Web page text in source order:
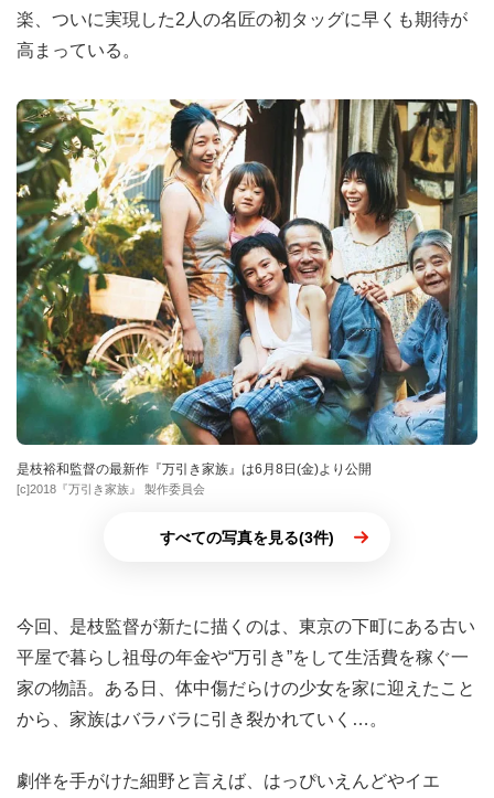
楽、ついに実現した2人の名匠の初タッグに早くも期待が
高まっている。
是枝裕和監督の最新作『万引き家族』は6月8日(金)より公開
[c]2018『万引き家族』 製作委員会
すべての写真を見る(3件)
今回、是枝監督が新たに描くのは、東京の下町にある古い
平屋で暮らし祖母の年金や“万引き”をして生活費を稼ぐ一
家の物語。ある日、体中傷だらけの少女を家に迎えたこと
から、家族はバラバラに引き裂かれていく…。
劇伴を手がけた細野と言えば、はっぴいえんどやイエ